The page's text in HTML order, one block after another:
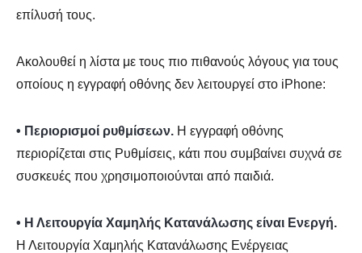
επίλυσή τους.
Ακολουθεί η λίστα με τους πιο πιθανούς λόγους για τους
οποίους η εγγραφή οθόνης δεν λειτουργεί στο iPhone:
• Περιορισμοί ρυθμίσεων. Η εγγραφή οθόνης
περιορίζεται στις Ρυθμίσεις, κάτι που συμβαίνει συχνά σε
συσκευές που χρησιμοποιούνται από παιδιά.
• Η Λειτουργία Χαμηλής Κατανάλωσης είναι Ενεργή.
Η Λειτουργία Χαμηλής Κατανάλωσης Ενέργειας